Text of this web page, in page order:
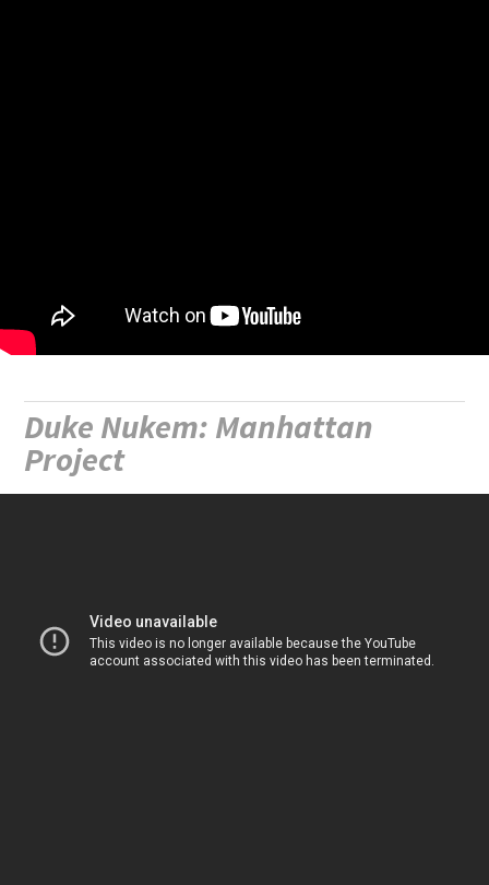
Duke Nukem: Manhattan
Project